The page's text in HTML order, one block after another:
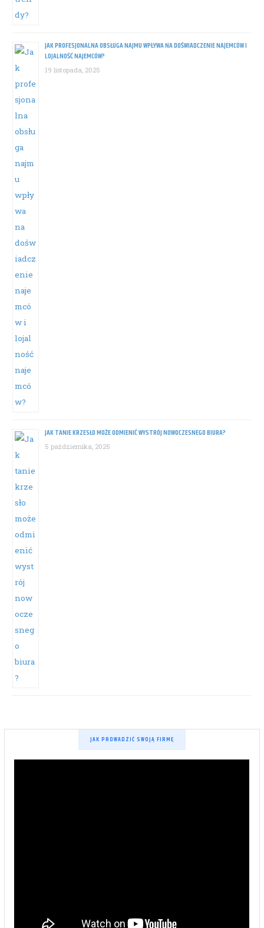
JAK PROFESJONALNA OBSŁUGA NAJMU WPŁYWA NA DOŚWIADCZENIE NAJEMCÓW I
LOJALNOŚĆ NAJEMCÓW?
19 listopada, 2025
JAK TANIE KRZESŁO MOŻE ODMIENIĆ WYSTRÓJ NOWOCZESNEGO BIURA?
5 października, 2025
JAK PROWADZIĆ SWOJĄ FIRMĘ